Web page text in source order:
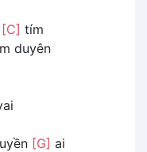
[C] tím
duyên
[G] ai